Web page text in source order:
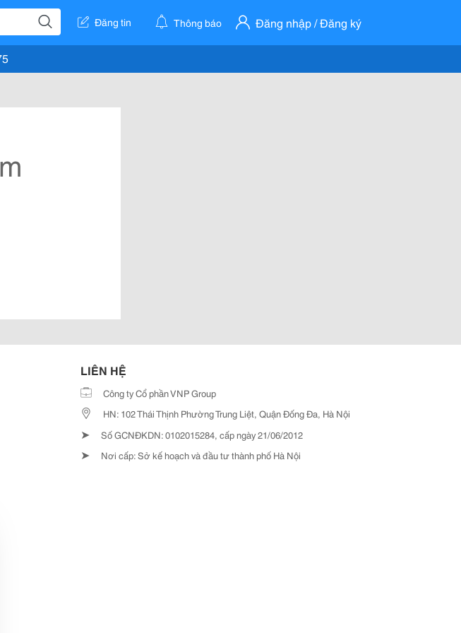
Đăng tin Thông báo Đăng nhập / Đăng ký
LIÊN HỆ
Công ty Cổ phần VNP Group
HN: 102 Thái Thịnh Phường Trung Liệt, Quận Đống Đa, Hà Nội
➤ Số GCNĐKDN: 0102015284, cấp ngày 21/06/2012
➤ Nơi cấp: Sở kế hoạch và đầu tư thành phố Hà Nội